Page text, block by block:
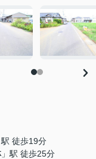
駅 徒歩19分
」駅 徒歩25分